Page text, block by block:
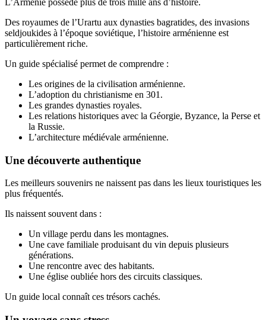
Des royaumes de l’Urartu aux dynasties bagratides, des invasions
seldjoukides à l’époque soviétique, l’histoire arménienne est
particulièrement riche.
Un guide spécialisé permet de comprendre :
Les origines de la civilisation arménienne.
L’adoption du christianisme en 301.
Les grandes dynasties royales.
Les relations historiques avec la Géorgie, Byzance, la Perse et
la Russie.
L’architecture médiévale arménienne.
Une découverte authentique
Les meilleurs souvenirs ne naissent pas dans les lieux touristiques les
plus fréquentés.
Ils naissent souvent dans :
Un village perdu dans les montagnes.
Une cave familiale produisant du vin depuis plusieurs
générations.
Une rencontre avec des habitants.
Une église oubliée hors des circuits classiques.
Un guide local connaît ces trésors cachés.